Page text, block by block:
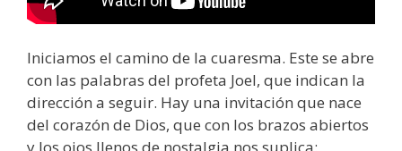
Iniciamos el camino de la cuaresma. Este se abre
con las palabras del profeta Joel, que indican la
dirección a seguir. Hay una invitación que nace
del corazón de Dios, que con los brazos abiertos